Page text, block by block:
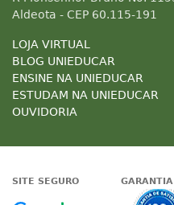
Aldeota - CEP 60.115-191
LOJA VIRTUAL
BLOG UNIEDUCAR
ENSINE NA UNIEDUCAR
ESTUDAM NA UNIEDUCAR
OUVIDORIA
SITE SEGURO GARANTIA